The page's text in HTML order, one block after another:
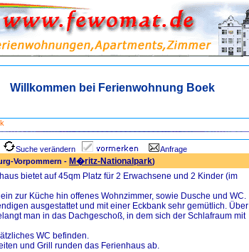
Willkommen bei Ferienwohnung Boek
Suche verändern
Anfrage
Vorpommern - M�ritz-Nationalpark)
bietet auf 45qm Platz für 2 Erwachsene und 2 Kinder (im
zur Küche hin offenes Wohnzimmer, sowie Dusche und WC.
ausgestattet und mit einer Eckbank sehr gemütlich. Über
man in das Dachgeschoß, in dem sich der Schlafraum mit
WC befinden.
und Grill runden das Ferienhaus ab.